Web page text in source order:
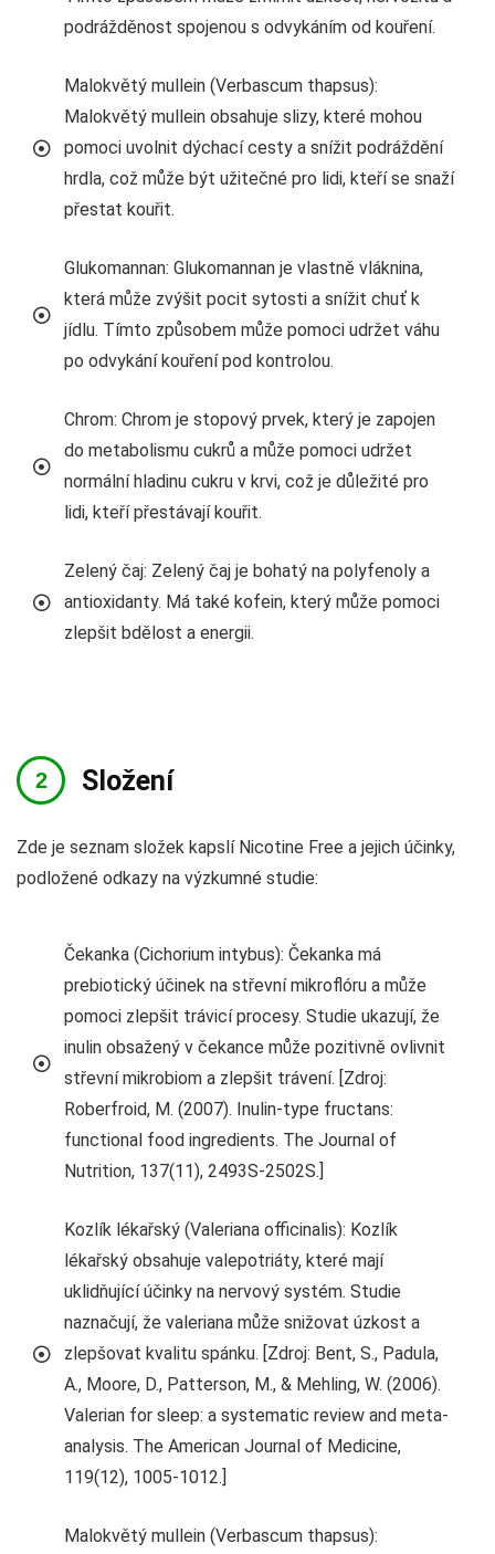
podrážděnost spojenou s odvykáním od kouření.
Malokvětý mullein (Verbascum thapsus):
Malokvětý mullein obsahuje slizy, které mohou
pomoci uvolnit dýchací cesty a snížit podráždění
hrdla, což může být užitečné pro lidi, kteří se snaží
přestat kouřit.
Glukomannan: Glukomannan je vlastně vláknina,
která může zvýšit pocit sytosti a snížit chuť k
jídlu. Tímto způsobem může pomoci udržet váhu
po odvykání kouření pod kontrolou.
Chrom: Chrom je stopový prvek, který je zapojen
do metabolismu cukrů a může pomoci udržet
normální hladinu cukru v krvi, což je důležité pro
lidi, kteří přestávají kouřit.
Zelený čaj: Zelený čaj je bohatý na polyfenoly a
antioxidanty. Má také kofein, který může pomoci
zlepšit bdělost a energii.
Složení
Zde je seznam složek kapslí Nicotine Free a jejich účinky,
podložené odkazy na výzkumné studie:
Čekanka (Cichorium intybus): Čekanka má
prebiotický účinek na střevní mikroflóru a může
pomoci zlepšit trávicí procesy. Studie ukazují, že
inulin obsažený v čekance může pozitivně ovlivnit
střevní mikrobiom a zlepšit trávení. [Zdroj:
Roberfroid, M. (2007). Inulin-type fructans:
functional food ingredients. The Journal of
Nutrition, 137(11), 2493S-2502S.]
Kozlík lékařský (Valeriana officinalis): Kozlík
lékařský obsahuje valepotriáty, které mají
uklidňující účinky na nervový systém. Studie
naznačují, že valeriana může snižovat úzkost a
zlepšovat kvalitu spánku. [Zdroj: Bent, S., Padula,
A., Moore, D., Patterson, M., & Mehling, W. (2006).
Valerian for sleep: a systematic review and meta-
analysis. The American Journal of Medicine,
119(12), 1005-1012.]
Malokvětý mullein (Verbascum thapsus):